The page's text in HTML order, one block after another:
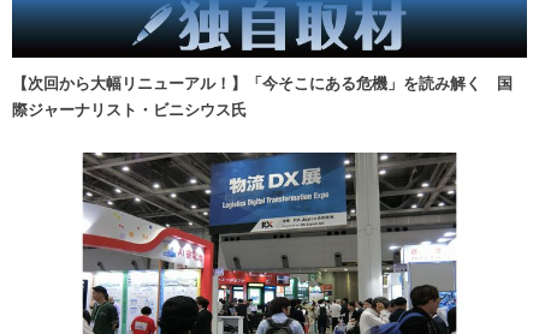
【次回から大幅リニューアル！】「今そこにある危機」を読み解く 国
際ジャーナリスト・ビニシウス氏